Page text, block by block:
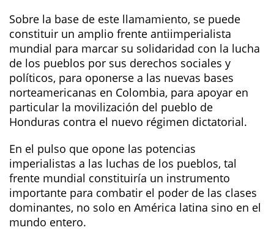
Sobre la base de este llamamiento, se puede
constituir un amplio frente antiimperialista
mundial para marcar su solidaridad con la lucha
de los pueblos por sus derechos sociales y
políticos, para oponerse a las nuevas bases
norteamericanas en Colombia, para apoyar en
particular la movilización del pueblo de
Honduras contra el nuevo régimen dictatorial.
En el pulso que opone las potencias
imperialistas a las luchas de los pueblos, tal
frente mundial constituiría un instrumento
importante para combatir el poder de las clases
dominantes, no solo en América latina sino en el
mundo entero.